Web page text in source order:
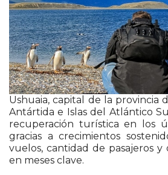
Ushuaia, capital de la provincia
Antártida e Islas del Atlántico
recuperación turística en los
gracias a crecimientos
vuelos, cantidad de pasajeros
en meses clave.